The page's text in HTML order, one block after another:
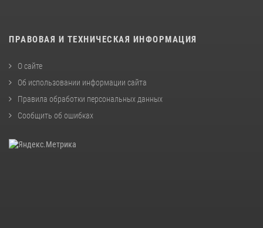
ПРАВОВАЯ И ТЕХНИЧЕСКАЯ ИНФОРМАЦИЯ
О сайте
Об использовании информации сайта
Правила обработки персональных данных
Сообщить об ошибках